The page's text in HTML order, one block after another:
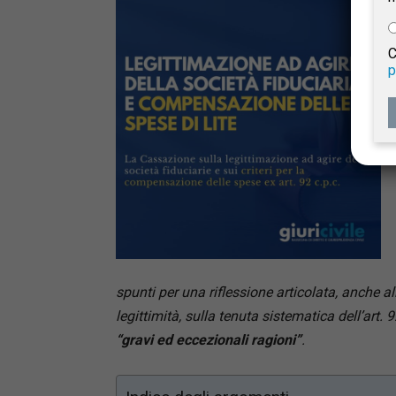
spunti per una riflessione articolata, anche
legittimità, sulla tenuta sistematica dell’art.
“gravi ed eccezionali ragioni”.